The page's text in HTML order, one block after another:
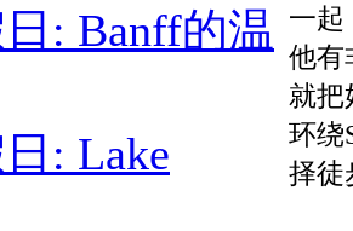
: Banff的温
: Lake
一起
他有
就把
环绕
择徒